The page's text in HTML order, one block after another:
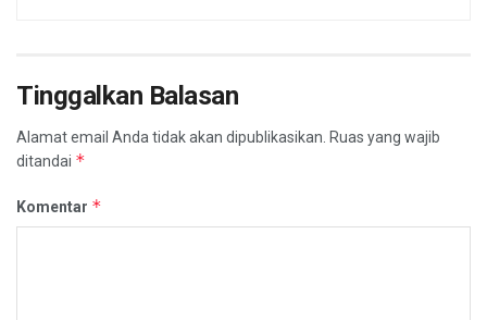
Tinggalkan Balasan
Alamat email Anda tidak akan dipublikasikan. Ruas yang wajib
ditandai *
Komentar *